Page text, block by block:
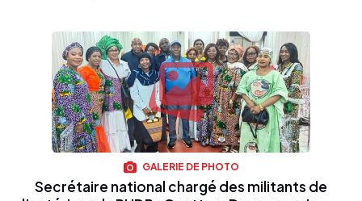
GALERIE DE PHOTO
Secrétaire national chargé des militants de